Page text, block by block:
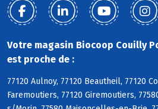
Votre magasin Biocoop Couilly
est proche de :
77120 Aulnoy, 77120 Beautheil, 77120
Faremoutiers, 77120 Giremoutiers,